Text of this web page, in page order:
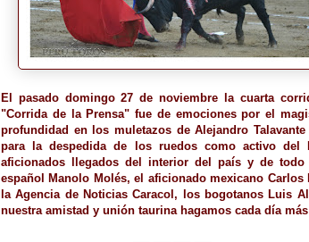
El pasado domingo 27 de noviembre la cuarta
"Corrida de la Prensa" fue de emociones por el
profundidad en los muletazos de Alejandro
para la despedida de los ruedos como activo del
aficionados llegados del interior del país y de
español Manolo Molés, el aficionado mexicano
la Agencia de Noticias Caracol, los bogotanos Luis
nuestra amistad y unión taurina hagamos cada día